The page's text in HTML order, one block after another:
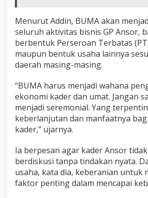
Menurut Addin, BUMA akan
seluruh aktivitas bisnis GP Ansor,
berbentuk Perseroan Terbatas
maupun bentuk usaha lainnya
daerah masing-masing.
“BUMA harus menjadi wahana
ekonomi kader dan umat. Jangan
menjadi seremonial. Yang
keberlanjutan dan manfaatnya
kader,” ujarnya.
Ia berpesan agar kader Ansor
berdiskusi tanpa tindakan nyata.
usaha, kata dia, keberanian untuk
faktor penting dalam mencapai